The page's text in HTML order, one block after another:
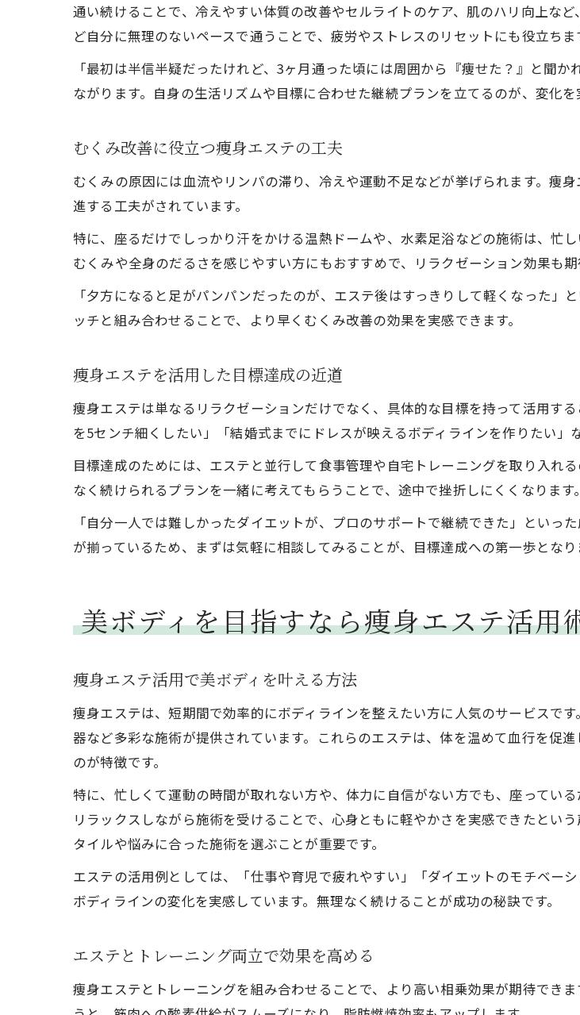
痩身エステのリラックス
ストレス軽減に役立つ痩
エステと運動の相乗効果で体
痩身エステと運動で体質
痩身エステの効果を持続
通い続けることで、冷えやすい体質の改善やセルライトのケア、肌のハリ向上な
ど自分に無理のないペースで通うことで、疲労やストレスのリセットにも役立ちま
「最初は半信半疑だったけれど、3ヶ月通った頃には周囲から『痩せた？』と聞
ながります。自身の生活リズムや目標に合わせた継続プランを立てるのが、変化を
むくみ改善に役立つ痩身エステの工夫
むくみの原因には血流やリンパの滞り、冷えや運動不足などが挙げられます。痩
進する工夫がされています。
特に、座るだけでしっかり汗をかける温熱ドームや、水素足浴などの施術は、忙
むくみや全身のだるさを感じやすい方にもおすすめで、リラクゼーション効果も期
「夕方になると足がパンパンだったのが、エステ後はすっきりして軽くなった
ッチと組み合わせることで、より早くむくみ改善の効果を実感できます。
痩身エステを活用した目標達成の近道
痩身エステは単なるリラクゼーションだけでなく、具体的な目標を持って活用す
を5センチ細くしたい」「結婚式までにドレスが映えるボディラインを作りたい」
目標達成のためには、エステと並行して食事管理や自宅トレーニングを取り入れ
なく続けられるプランを一緒に考えてもらうことで、途中で挫折しにくくなります。
「自分一人では難しかったダイエットが、プロのサポートで継続できた」といっ
が揃っているため、まずは気軽に相談してみることが、目標達成への第一歩となり
美ボディを目指すなら痩身エステ活用
痩身エステ活用で美ボディを叶える方法
痩身エステは、短期間で効率的にボディラインを整えたい方に人気のサービスで
器など多彩な施術が提供されています。これらのエステは、体を温めて血行を促
のが特徴です。
特に、忙しくて運動の時間が取れない方や、体力に自信がない方でも、座ってい
リラックスしながら施術を受けることで、心身ともに軽やかさを実感できたとい
タイルや悩みに合った施術を選ぶことが重要です。
エステの活用例としては、「仕事や育児で疲れやすい」「ダイエットのモチベー
ボディラインの変化を実感しています。無理なく続けることが成功の秘訣です。
エステとトレーニング両立で効果を高める
痩身エステとトレーニングを組み合わせることで、より高い相乗効果が期待でき